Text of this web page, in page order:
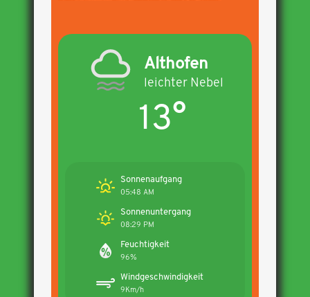
Althofen
leichter Nebel
13°
Sonnenaufgang
05:48 AM
Sonnenuntergang
08:29 PM
Feuchtigkeit
96%
Windgeschwindigkeit
9Km/h